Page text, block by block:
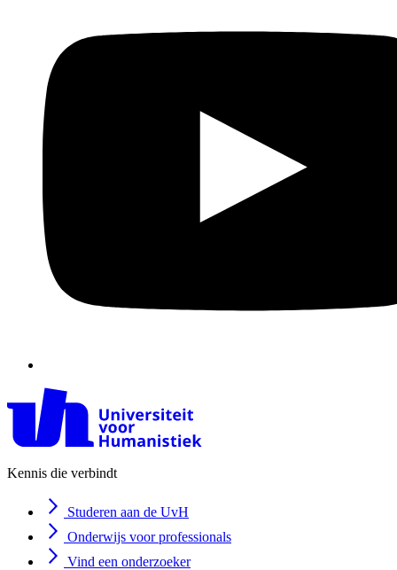
Kennis die verbindt
Studeren aan de UvH
Onderwijs voor professionals
Vind een onderzoeker